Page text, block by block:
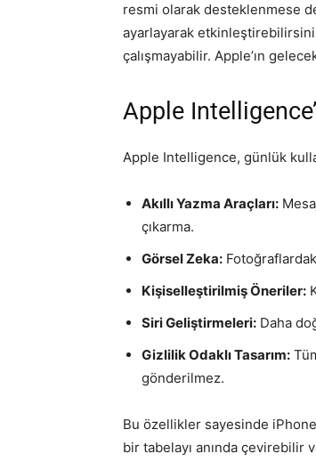
resmi olarak desteklenmese
ayarlayarak
çalışmayabilir. Apple’ın
Apple
Apple Intelligence, günlük
Akıllı Yazma Araçları:
çıkarma.
Görsel Zeka:
Kişiselleştirilmiş Öneriler:
Siri Geliştirmeleri: Daha
Gizlilik Odaklı Tasarım:
gönderilmez.
Bu özellikler sayesinde
bir tabelayı anında çevirebilir